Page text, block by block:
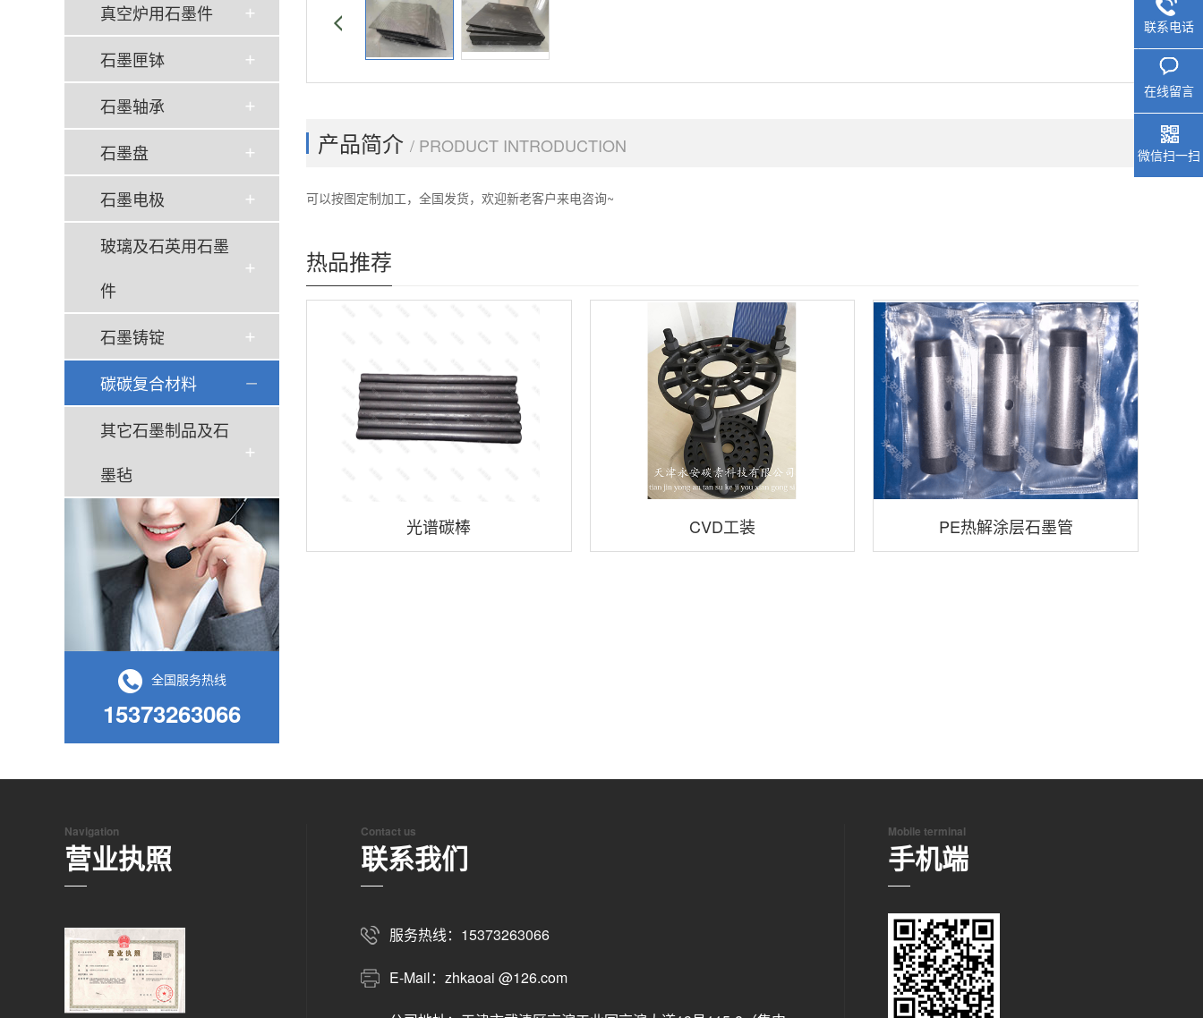
真空炉用石墨件
石墨匣钵
石墨轴承
石墨盘
石墨电极
玻璃及石英用石墨
件
石墨铸锭
碳碳复合材料
其它石墨制品及石
墨毡
全国服务热线
15373263066
产品简介 / PRODUCT INTRODUCTION
可以按图定制加工，全国发货，欢迎新老客户来电咨询~
热品推荐
光谱碳棒 CVD工装 PE热解涂层石墨管
Navigation
营业执照
Contact us
联系我们
服务热线：15373263066
E-Mail：zhkaoai @126.com
Mobile terminal
手机端
联系电话
在线留言
微信扫一扫